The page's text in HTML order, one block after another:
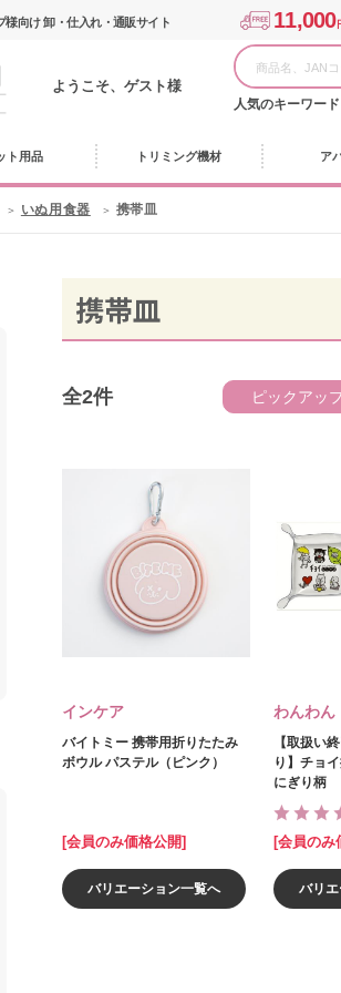
向け 卸・仕入れ・通販サイト 11,000
ようこそ、ゲスト様
人気のキーワード
ト用品 トリミング機材 ア
いぬ用食器 携帯皿
携帯皿
全2件 ピックアッ
インケア
バイトミー 携帯用折りたたみ
ボウル パステル（ピンク）
[会員のみ価格公開]
バリエーション一覧へ
わんわん
【取扱い
り】チョ
にぎり柄
[会員のみ
バリ